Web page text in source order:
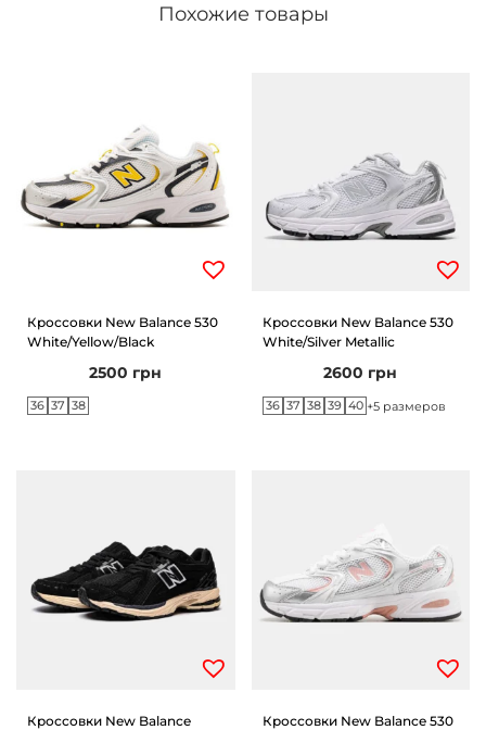
Похожие товары
Кроссовки New Balance 530
White/Yellow/Black
2500 грн
36 37 38
Кроссовки New Balance 530
White/Silver Metallic
2600 грн
36 37 38 39 40 +5 размеров
Кроссовки New Balance
Кроссовки New Balance 530